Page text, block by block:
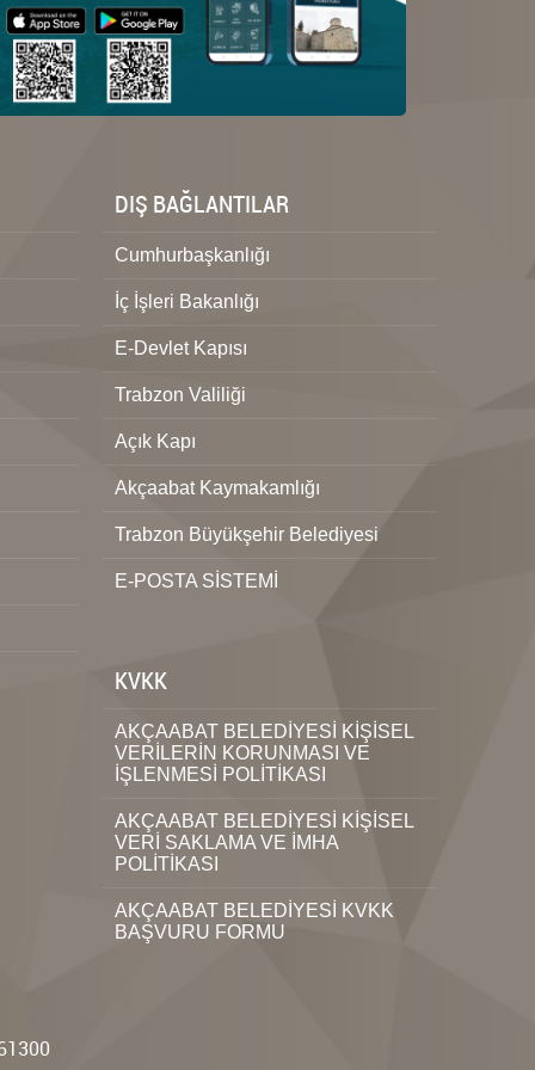
DIŞ BAĞLANTILAR
Cumhurbaşkanlığı
İç İşleri Bakanlığı
E-Devlet Kapısı
Trabzon Valiliği
Açık Kapı
Akçaabat Kaymakamlığı
Trabzon Büyükşehir Belediyesi
E-POSTA SİSTEMİ
KVKK
AKÇAABAT BELEDİYESİ KİŞİSEL
VERİLERİN KORUNMASI VE
İŞLENMESİ POLİTİKASI
AKÇAABAT BELEDİYESİ KİŞİSEL
VERİ SAKLAMA VE İMHA
POLİTİKASI
AKÇAABAT BELEDİYESİ KVKK
BAŞVURU FORMU